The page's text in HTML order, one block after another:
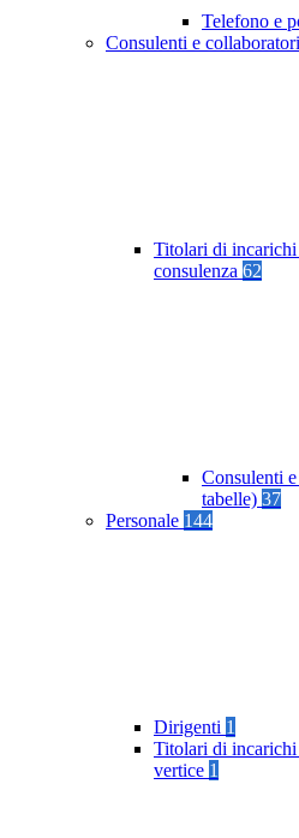
Telefono e
Consulenti e collaboratori
Titolari di
consulenza 62
Consulenti
tabelle) 37
Personale 144
Dirigenti 1
Titolari di
vertice 1